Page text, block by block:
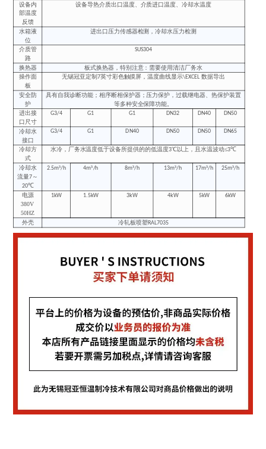
设备内
部温度
反馈
设备导热介质出口温度、介质进口温度、冷却水温度
水箱液
位
进出口压力传感器检测，冷却水压力检测
介质管
路
SUS304
换热器
板式换热器，特别注意：需要使用清洁厂务水
操作面
板
无锡冠亚定制7英寸彩色触摸屏，温度曲线显示\EXCEL数据导出
安全防
护
具有自我诊断功能；相序断相保护器；压力保护，过载继电器、热保护装置
等多种安全保障功能。
进出接
口尺寸
G3/4 G1 G1 DN32 DN40 DN50
冷却水
接口
G3/4 G1 DN40 DN50 DN50 DN65
冷却方
式
水冷，厂务水温度低于设备所提供的的低温度3℃以上，且水温波动≤3℃
冷却水
流量7 ～
20℃
2.5m³/h 4m³/h 8m³/h 13m³/h 17m³/h 25m³/h
电源
380V
50HZ
1kW 1.5kW 3kW 4kW 5kW 6kW
外壳 冷轧板喷塑RAL7035